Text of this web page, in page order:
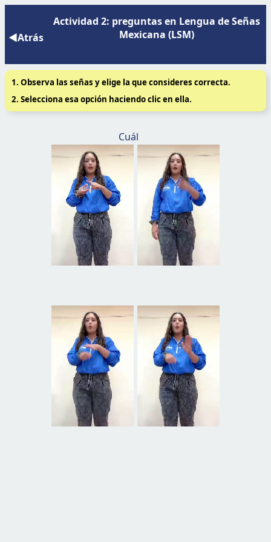
◀Atrás
Actividad 2: preguntas en Lengua de Señas
Mexicana (LSM)
1. Observa las señas y elige la que consideres correcta.
2. Selecciona esa opción haciendo clic en ella.
Cuál